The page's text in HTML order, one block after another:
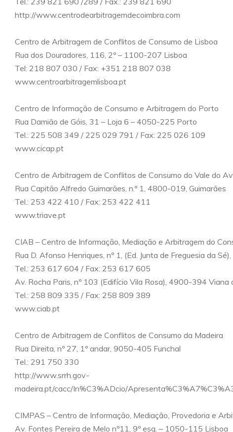
http://www.centrodearbitragemdecoimbra.com
Centro de Arbitragem de Conflitos de Consumo de Lisboa
Rua dos Douradores, 116, 2º – 1100-207 Lisboa
Tel: 218 807 030 / Fax: +351 218 807 038
www.centroarbitragemlisboa.pt
Centro de Informação de Consumo e Arbitragem do Porto
Rua Damião de Góis, 31 – Loja 6 – 4050-225 Porto
Tel.: 225 508 349 / 225 029 791 / Fax: 225 026 109
www.cicap.pt
Centro de Arbitragem de Conflitos de Consumo do Vale do
Rua Capitão Alfredo Guimarães, n.º 1, 4800-019, Guimarães
Tel.: 253 422 410 / Fax: 253 422 411
www.triave.pt
CIAB – Centro de Informação, Mediação e Arbitragem do
Rua D. Afonso Henriques, nº 1, (Ed. Junta de Freguesia da
Tel.: 253 617 604 / Fax: 253 617 605
Av. Rocha Paris, nº 103 (Edifício Vila Rosa), 4900-394 Viana
Tel.: 258 809 335 / Fax: 258 809 389
www.ciab.pt
Centro de Arbitragem de Conflitos de Consumo da Madeira
Rua Direita, nº 27, 1º andar, 9050-405 Funchal
Tel.: 291 750 330
http://www.srrh.gov-
madeira.pt/cacc/In%C3%ADcio/
CIMPAS – Centro de Informação, Mediação, Provedoria e
Av. Fontes Pereira de Melo nº11, 9º esq. – 1050-115 Lisboa